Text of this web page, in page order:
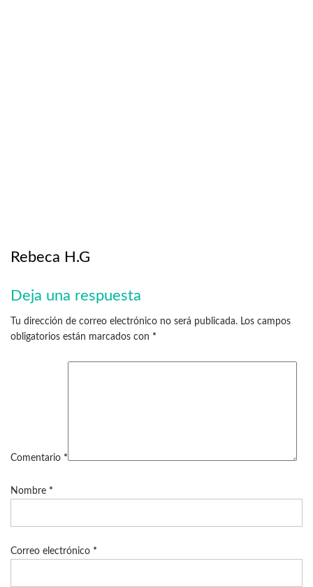
Rebeca H.G
Deja una respuesta
Tu dirección de correo electrónico no será publicada. Los campos
obligatorios están marcados con *
Comentario *
Nombre *
Correo electrónico *